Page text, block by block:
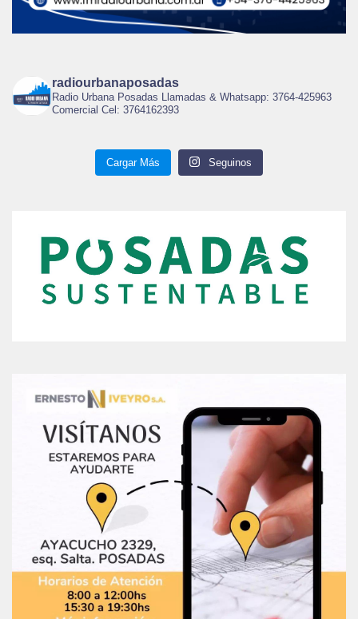
radiourbanaposadas
Radio Urbana Posadas Llamadas & Whatsapp: 3764-425963
Comercial Cel: 3764162393
Cargar Más Seguinos